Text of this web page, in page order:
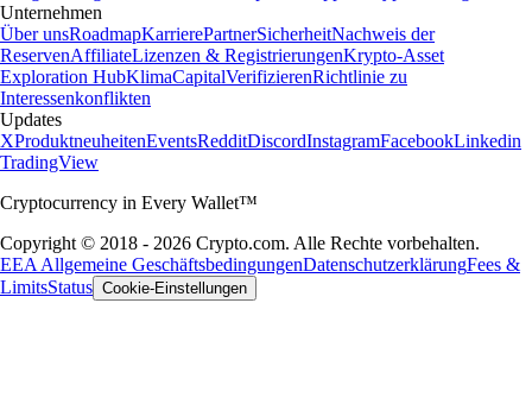
Unternehmen
Über unsRoadmapKarrierePartnerSicherheitNachweis der
ReservenAffiliateLizenzen & RegistrierungenKrypto-Asset
Exploration HubKlimaCapitalVerifizierenRichtlinie zu
Interessenkonflikten
Updates
XProduktneuheitenEventsRedditDiscordInstagramFacebookLinkedin
TradingView
Cryptocurrency in Every Wallet™
Copyright © 2018 - 2026 Crypto.com. Alle Rechte vorbehalten.
EEA Allgemeine GeschäftsbedingungenDatenschutzerklärungFees &
LimitsStatus Cookie-Einstellungen